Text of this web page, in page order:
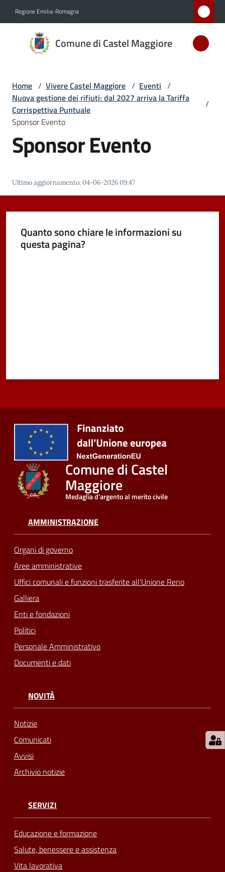
Regione Emilia-Romagna
Comune di Castel Maggiore
Comune
di Castel
D'ARGENTO
AL MERITO
CIVILE
Amministrazione
Novità
Servizi
Vivere
Castel
pretorio
Tutti
argomenti...
Seguici
su
Home / Vivere Castel Maggiore / Eventi /
Nuova gestione dei rifiuti: dal 2027 arriva la Tariffa
Corrispettiva Puntuale
/
Sponsor Evento
Sponsor Evento
Ultimo aggiornamento:04-06-2026 09:47
Quanto sono chiare le informazioni su
questa pagina?
Comune di Castel
Maggiore
Medaglia d'argento al merito civile
AMMINISTRAZIONE
Organi di governo
Aree amministrative
Uffici comunali e funzioni trasferite all'Unione Reno
Galliera
Enti e fondazioni
Politici
Personale Amministrativo
Documenti e dati
NOVITÀ
Notizie
Comunicati
Avvisi
Archivio notizie
SERVIZI
Educazione e formazione
Salute, benessere e assistenza
Vita lavorativa